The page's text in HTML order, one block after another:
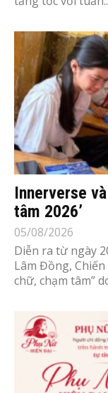
Innerverse
tâm 2026’
05/08/2026
Diễn ra từ ngày
Lâm Đồng, Chiến
chữ, chạm tâm”